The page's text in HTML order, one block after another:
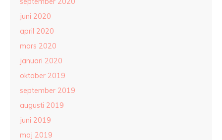
juni 2020
april 2020
mars 2020
januari 2020
oktober 2019
september 2019
augusti 2019
juni 2019
maj 2019